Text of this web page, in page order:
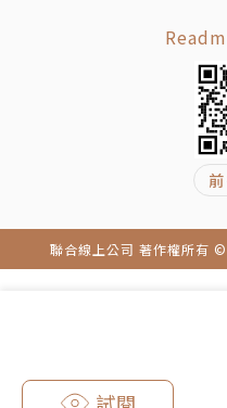
聯合線上公司 著作權所有